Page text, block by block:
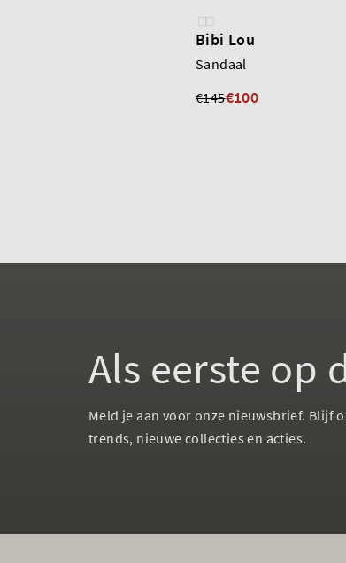
Bibi Lou
Sandaal
€145€100
Als eerste op
Meld je aan voor onze nieuwsbrief. Blijf
trends, nieuwe collecties en acties.